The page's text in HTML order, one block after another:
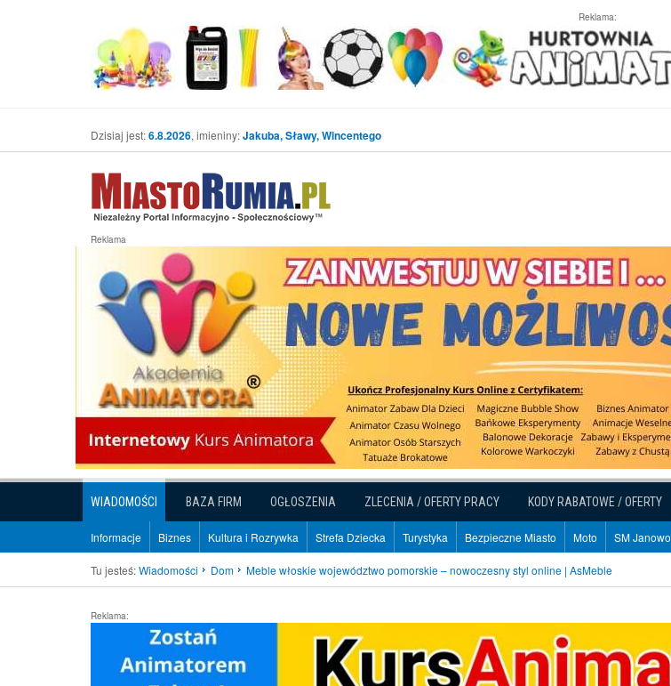
Reklama:
Dzisiaj jest:6.8.2026, imieniny:Jakuba, Sławy, Wincentego
Reklama
WIADOMOŚCI BAZA FIRM OGŁOSZENIA ZLECENIA / OFERTY PRACY KODY RABATOWE / OFERTY
Informacje Biznes Kultura i Rozrywka Strefa Dziecka Turystyka Bezpieczne Miasto Moto SM Janowo
Tu jesteś:Wiadomości Dom Meble włoskie województwo pomorskie – nowoczesny styl online | AsMeble
Reklama: